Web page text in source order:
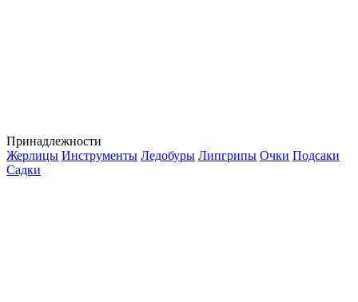
Принадлежности
Жерлицы Инструменты Ледобуры Липгрипы Очки Подсаки
Садки